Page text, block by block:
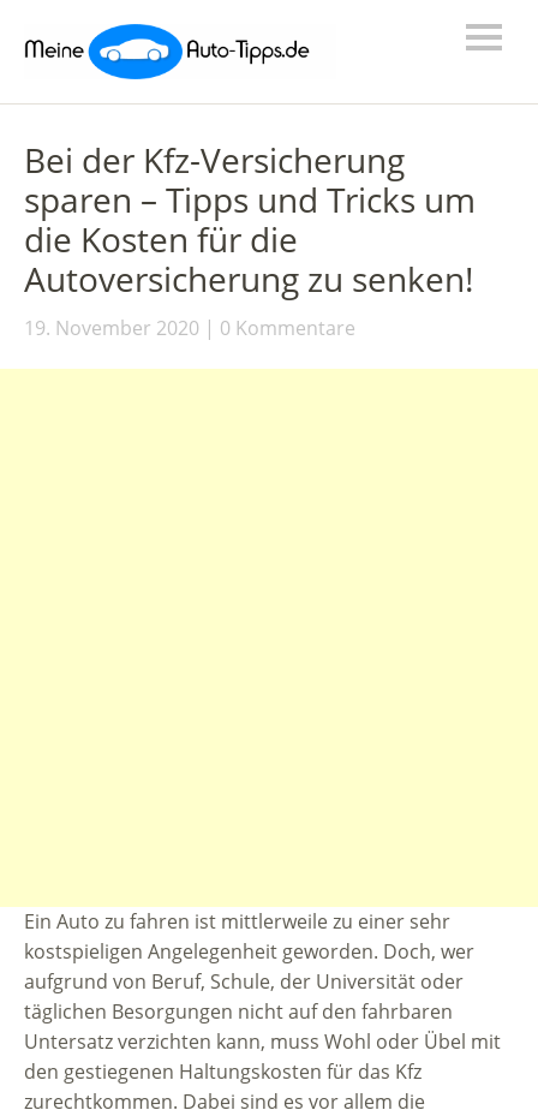
Bei der Kfz-Versicherung
sparen – Tipps und Tricks um
die Kosten für die
Autoversicherung zu senken!
19. November 2020 0 Kommentare
Ein Auto zu fahren ist mittlerweile zu einer sehr
kostspieligen Angelegenheit geworden. Doch, wer
aufgrund von Beruf, Schule, der Universität oder
täglichen Besorgungen nicht auf den fahrbaren
Untersatz verzichten kann, muss Wohl oder Übel mit
den gestiegenen Haltungskosten für das Kfz
zurechtkommen. Dabei sind es vor allem die